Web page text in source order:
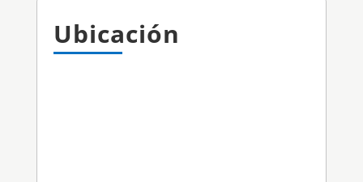
Ubicación